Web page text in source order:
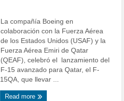
La compañía Boeing en
colaboración con la Fuerza Aérea
de los Estados Unidos (USAF) y la
Fuerza Aérea Emiri de Qatar
(QEAF), celebró el lanzamiento del
F-15 avanzado para Qatar, el F-
15QA, que llevar ...
Read more